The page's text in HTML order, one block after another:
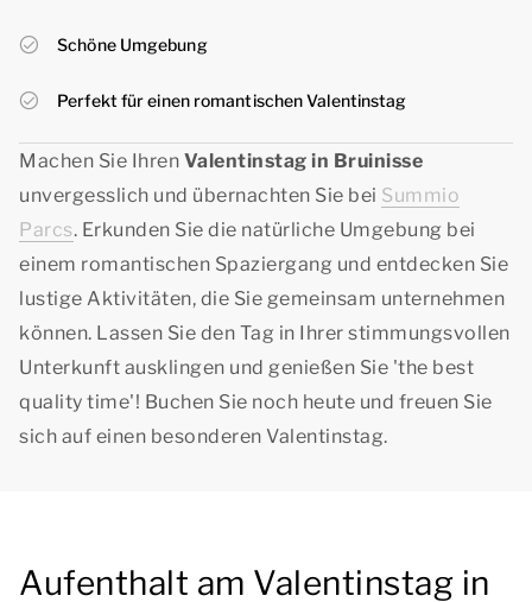
Schöne Umgebung
Perfekt für einen romantischen Valentinstag
Machen Sie Ihren Valentinstag in Bruinisse
unvergesslich und übernachten Sie bei Summio
Parcs. Erkunden Sie die natürliche Umgebung bei
einem romantischen Spaziergang und entdecken Sie
lustige Aktivitäten, die Sie gemeinsam unternehmen
können. Lassen Sie den Tag in Ihrer stimmungsvollen
Unterkunft ausklingen und genießen Sie 'the best
quality time'! Buchen Sie noch heute und freuen Sie
sich auf einen besonderen Valentinstag.
Aufenthalt am Valentinstag in